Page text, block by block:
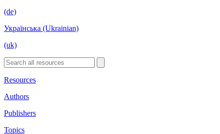
(de)
Українська (Ukrainian)
(uk)
Resources
Authors
Publishers
Topics